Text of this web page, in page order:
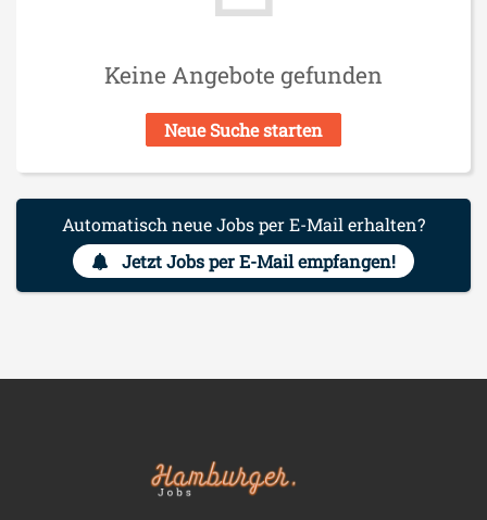
Keine Angebote gefunden
Neue Suche starten
Automatisch neue Jobs per E-Mail erhalten?
Jetzt Jobs per E-Mail empfangen!